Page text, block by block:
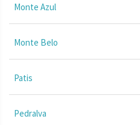
Monte Azul
Monte Belo
Patis
Pedralva